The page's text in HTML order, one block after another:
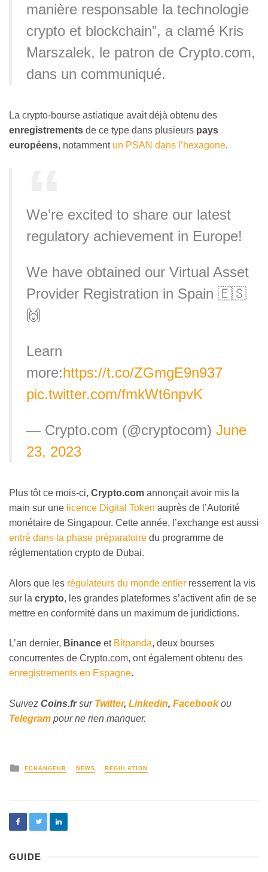
manière responsable la technologie
crypto et blockchain”, a clamé Kris
Marszalek, le patron de Crypto.com,
dans un communiqué.
La crypto-bourse astiatique avait déjà obtenu des
enregistrements de ce type dans plusieurs pays
européens, notamment un PSAN dans l’hexagone.
We’re excited to share our latest
regulatory achievement in Europe!
We have obtained our Virtual Asset
Provider Registration in Spain 🇪🇸
🙌
Learn
more:https://t.co/ZGmgE9n937
pic.twitter.com/fmkWt6npvK
— Crypto.com (@cryptocom) June
23, 2023
Plus tôt ce mois-ci, Crypto.com annonçait avoir mis la
main sur une licence Digital Token auprès de l’Autorité
monétaire de Singapour. Cette année, l’exchange est aussi
entré dans la phase préparatoire du programme de
réglementation crypto de Dubai.
Alors que les régulateurs du monde entier resserrent la vis
sur la crypto, les grandes plateformes s’activent afin de se
mettre en conformité dans un maximum de juridictions.
L’an dernier, Binance et Bitpanda, deux bourses
concurrentes de Crypto.com, ont également obtenu des
enregistrements en Espagne.
Suivez Coins.frsur Twitter, Linkedin, Facebookou
Telegram pour ne rien manquer.
ECHANGEUR NEWS REGULATION
GUIDE